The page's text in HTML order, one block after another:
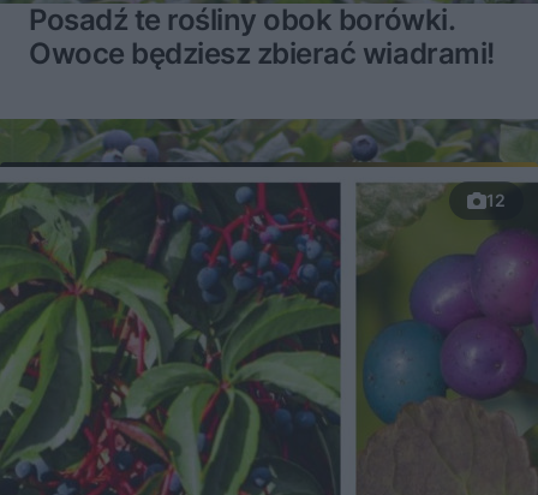
Posadź te rośliny obok borówki.
Owoce będziesz zbierać wiadrami!
12